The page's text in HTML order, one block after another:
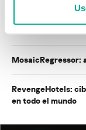
MosaicRegressor:
RevengeHotels:
en todo el mundo